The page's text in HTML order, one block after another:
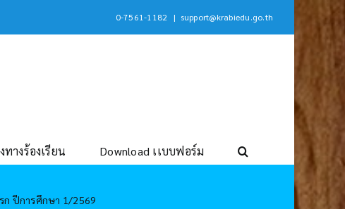
0-7561-1182 | support@krabiedu.go.th
ทางร้องเรียน Download เเบบฟอร์ม
ก ปีการศึกษา 1/2569